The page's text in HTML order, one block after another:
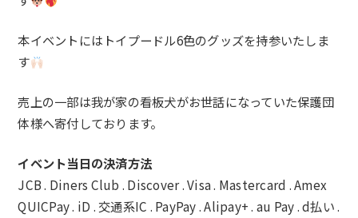
本イベントにはトイプードル6色のグッズを持参いたしま
す
売上の一部は我が家の看板犬がお世話になっていた保護団
体様へ寄付しております。
イベント当日の決済方法
JCB . Diners Club . Discover . Visa . Mastercard . Amex
QUICPay . iD . 交通系IC . PayPay . Alipay+ . au Pay . d払い .